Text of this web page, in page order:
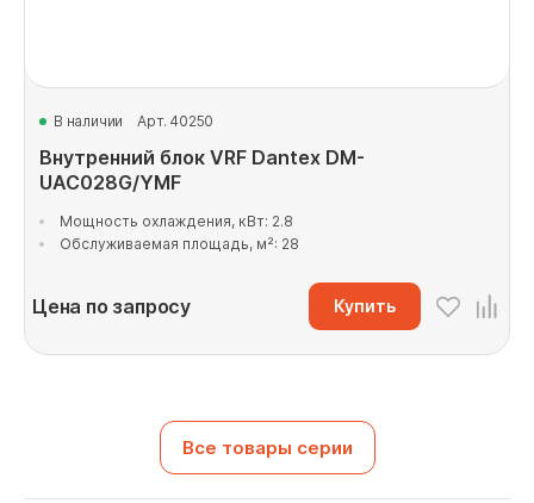
В наличии Арт. 40250
Внутренний блок VRF Dantex DM-
UAC028G/YMF
Мощность охлаждения, кВт: 2.8
Обслуживаемая площадь, м²: 28
Цена по запросу Купить
Все товары серии